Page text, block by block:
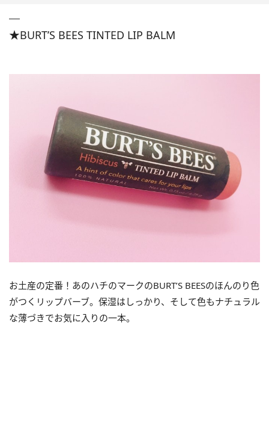
★BURT’S BEES TINTED LIP BALM
お土産の定番！あのハチのマークのBURT’S BEESのほんのり色
がつくリップバーブ。保湿はしっかり、そして色もナチュラル
な薄づきでお気に入りの一本。